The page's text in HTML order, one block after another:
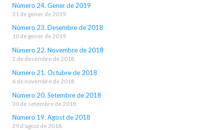
Número 24. Gener de 2019
31 de gener de 2019
Número 23. Desembre de 2018
10 de gener de 2019
Número 22. Novembre de 2018
2 de desembre de 2018
Número 21. Octubre de 2018
6 de novembre de 2018
Número 20. Setembre de 2018
30 de setembre de 2018
Número 19. Agost de 2018
29 d'agost de 2018